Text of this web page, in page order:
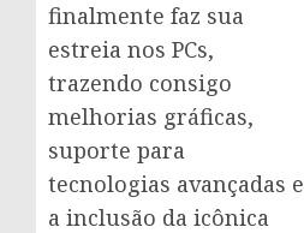
finalmente faz sua
estreia nos PCs,
trazendo consigo
melhorias gráficas,
suporte para
tecnologias avançadas e
a inclusão da icônica